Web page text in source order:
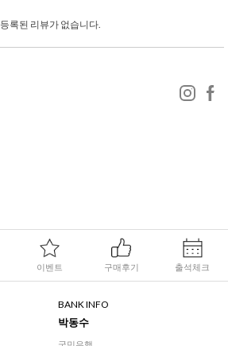
등록된 리뷰가 없습니다.
이벤트 구매후기 출석체크
BANK INFO
박동수
국민은행